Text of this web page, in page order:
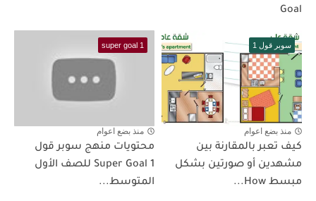
Goal
سوبر قول 1
منذ بضع اعوام
كيف تعبر بالمقارنة بين
مشهدين أو صورتين بشكل
مبسط How...
super goal 1
منذ بضع اعوام
محتويات منهج سوبر قول
Super Goal 1 للصف الأول
المتوسط...